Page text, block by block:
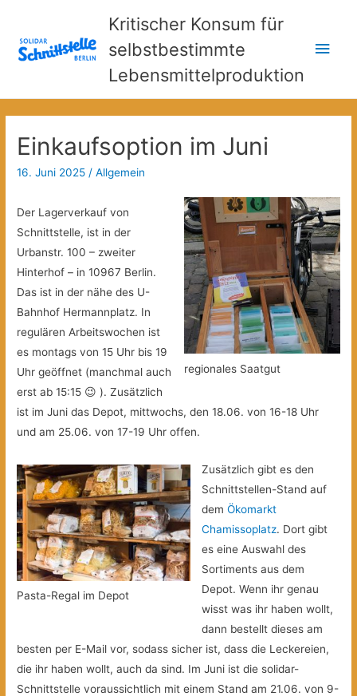
Kritischer Konsum für
selbstbestimmte
Lebensmittelproduktion
Einkaufsoption im Juni
16. Juni 2025 /Allgemein
regionales Saatgut
Der Lagerverkauf von
Schnittstelle, ist in der
Urbanstr. 100 – zweiter
Hinterhof – in 10967 Berlin.
Das ist in der nähe des U-
Bahnhof Hermannplatz. In
regulären Arbeitswochen ist
es montags von 15 Uhr bis 19
Uhr geöffnet (manchmal auch
erst ab 15:15 😉 ). Zusätzlich
ist im Juni das Depot, mittwochs, den 18.06. von 16-18 Uhr
und am 25.06. von 17-19 Uhr offen.
Pasta-Regal im Depot
Zusätzlich gibt es den
Schnittstellen-Stand auf
dem Ökomarkt
Chamissoplatz. Dort gibt
es eine Auswahl des
Sortiments aus dem
Depot. Wenn ihr genau
wisst was ihr haben wollt,
dann bestellt dieses am
besten per E-Mail vor, sodass sicher ist, dass die Leckereien,
die ihr haben wollt, auch da sind. Im Juni ist die solidar-
Schnittstelle voraussichtlich mit einem Stand am 21.06. von 9-